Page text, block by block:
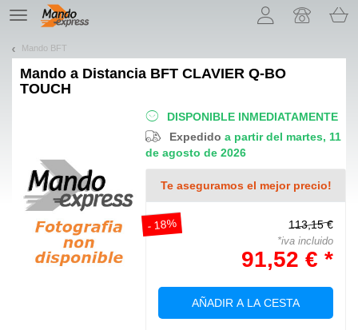
TE
navigation
Mando BFT
Mando a Distancia BFT CLAVIER Q-BO
TOUCH
DISPONIBLE INMEDIATAMENTE
Expedidoa partir del martes, 11
de agosto de 2026
Te aseguramos el mejor precio!
- 18% 113,15 €
*iva incluido
91,52 € *
AÑADIR A LA CESTA
¡Permítenos presentarte nuestras cookies!